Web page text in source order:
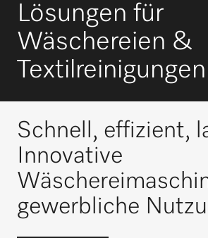
Lösungen für
Wäschereien &
Textilreinigungen
Schnell, effizient,
Innovative
gewerbliche